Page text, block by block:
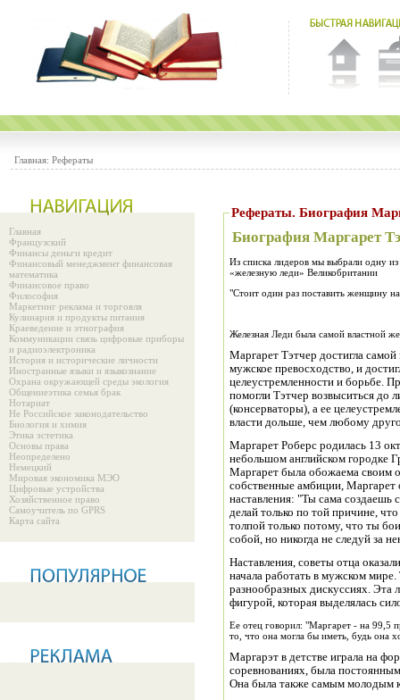
Главная: Рефераты
Главная
Французский
Финансы деньги кредит
Финансовый менеджмент финансовая
математика
Финансовое право
Философия
Маркетинг реклама и торговля
Кулинария и продукты питания
Краеведение и этнография
Коммуникации связь цифровые приборы
и радиоэлектроника
История и исторические личности
Иностранные языки и языкознание
Охрана окружающей среды экология
Общениеэтика семья брак
Нотариат
Не Российское законодательство
Биология и химия
Этика эстетика
Основы права
Неопределено
Немецкий
Мировая экономика МЭО
Цифровые устройства
Хозяйственное право
Самоучитель по GPRS
Карта сайта
Рефераты. Биография
Биография Маргарет
Из списка лидеров мы выбрали одну
«железную леди» Великобритании
"Стоит один раз поставить женщину
Железная Леди была самой властной
Маргарет Тэтчер достигла
мужское превосходство, и
целеустремленности и борьбе.
помогли Тэтчер возвыситься до
(консерваторы), а ее
власти дольше, чем любому
Маргарет Роберс родилась 13
небольшом английском городке
Маргарет была обожаема своим
собственные амбиции, Маргарет
наставления: "Ты сама создаешь
делай только по той причине,
толпой только потому, что ты
собой, но никогда не следуй за
Наставления, советы отца
начала работать в мужском мире.
разнообразных дискуссиях. Эта
фигурой, которая выделялась
Ее отец говорил: "Маргарет - на 99,5
то, что она могла бы иметь, будь она
Маргарэт в детстве играла на
соревнованиях, была
Она была также самым молодым